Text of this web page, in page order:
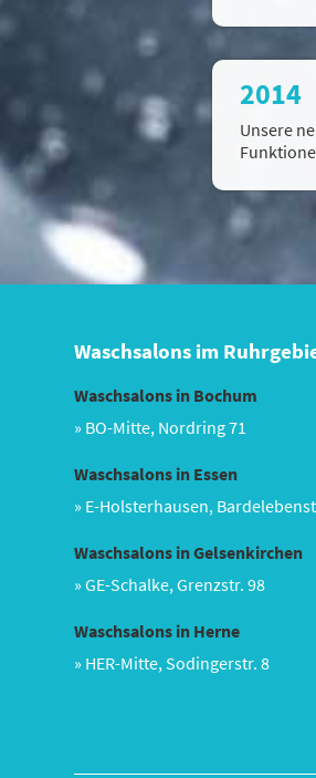
2014
Unsere
Waschsalons im
Waschsalons in Bochum
» BO-Mitte, Nordring 71
Waschsalons in Essen
» E-Holsterhausen,
Waschsalons in Gelsenkirchen
» GE-Schalke, Grenzstr. 98
Waschsalons in Herne
» HER-Mitte, Sodingerstr. 8